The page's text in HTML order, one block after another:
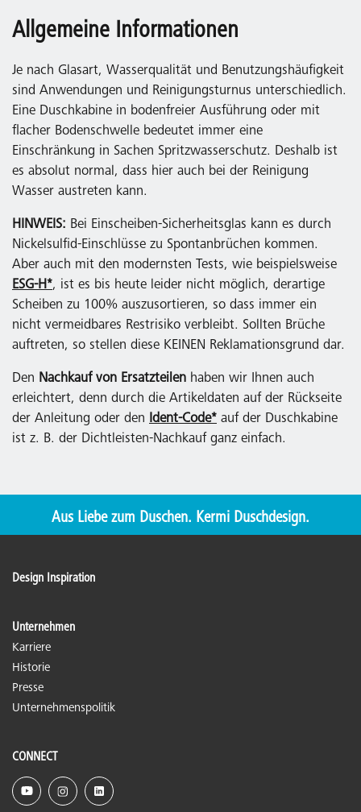
Allgemeine Informationen
Je nach Glasart, Wasserqualität und Benutzungshäufigkeit
sind Anwendungen und Reinigungsturnus unterschiedlich.
Eine Duschkabine in bodenfreier Ausführung oder mit
flacher Bodenschwelle bedeutet immer eine
Einschränkung in Sachen Spritzwasserschutz. Deshalb ist
es absolut normal, dass hier auch bei der Reinigung
Wasser austreten kann.
HINWEIS: Bei Einscheiben-Sicherheitsglas kann es durch
Nickelsulfid-Einschlüsse zu Spontanbrüchen kommen.
Aber auch mit den modernsten Tests, wie beispielsweise
ESG-H*, ist es bis heute leider nicht möglich, derartige
Scheiben zu 100% auszusortieren, so dass immer ein
nicht vermeidbares Restrisiko verbleibt. Sollten Brüche
auftreten, so stellen diese KEINEN Reklamationsgrund dar.
Den Nachkauf von Ersatzteilen haben wir Ihnen auch
erleichtert, denn durch die Artikeldaten auf der Rückseite
der Anleitung oder den Ident-Code* auf der Duschkabine
ist z. B. der Dichtleisten-Nachkauf ganz einfach.
Aus Liebe zum Duschen. Kermi Duschdesign.
Design Inspiration
Unternehmen
Karriere
Historie
Presse
Unternehmenspolitik
CONNECT